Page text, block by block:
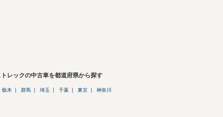
トレックの中古車を都道府県から探す
栃木 群馬 埼玉 千葉 東京 神奈川